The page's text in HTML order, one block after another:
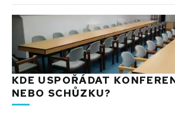
KDE USPOŘÁDAT
NEBO SCHŮZKU?